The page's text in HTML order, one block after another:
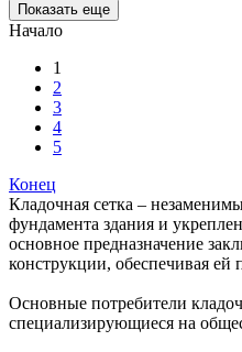
Показать еще
Начало
1
2
3
4
5
Конец
Кладочная сетка –
фундамента здания и
основное предназначение
конструкции, обеспечивая ей
Основные потребители
специализирующиеся на